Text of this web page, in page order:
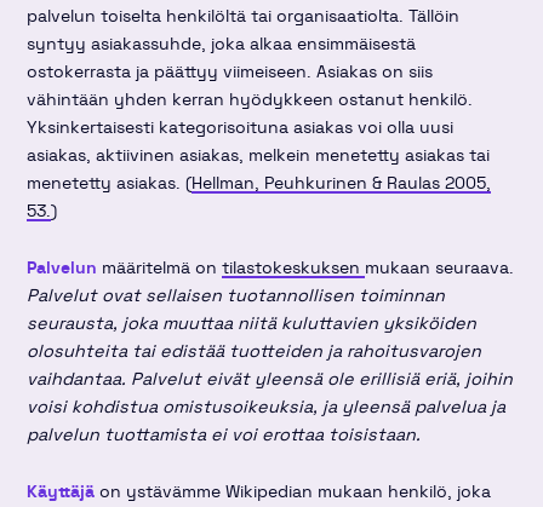
palvelun toiselta henkilöltä tai organisaatiolta. Tällöin
syntyy asiakassuhde, joka alkaa ensimmäisestä
ostokerrasta ja päättyy viimeiseen. Asiakas on siis
vähintään yhden kerran hyödykkeen ostanut henkilö.
Yksinkertaisesti kategorisoituna asiakas voi olla uusi
asiakas, aktiivinen asiakas, melkein menetetty asiakas tai
menetetty asiakas. (Hellman, Peuhkurinen & Raulas 2005,
53.)
Palvelun määritelmä ontilastokeskuksen mukaan seuraava.
Palvelut ovat sellaisen tuotannollisen toiminnan
seurausta, joka muuttaa niitä kuluttavien yksiköiden
olosuhteita tai edistää tuotteiden ja rahoitusvarojen
vaihdantaa. Palvelut eivät yleensä ole erillisiä eriä, joihin
voisi kohdistua omistusoikeuksia, ja yleensä palvelua ja
palvelun tuottamista ei voi erottaa toisistaan.
Käyttäjäon ystävämme Wikipedian mukaan henkilö, joka